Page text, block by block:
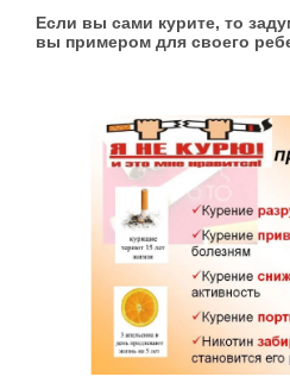
Если вы сами курите, то
вы примером для своего